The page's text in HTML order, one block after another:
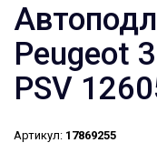
Peugeot
PSV
Артикул: 17869255